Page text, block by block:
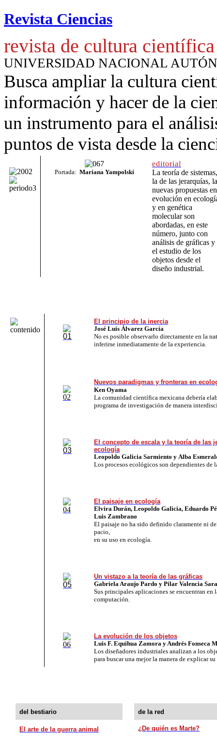
Revista Ciencias
revista de cultura científica
UNIVERSIDAD NACIONAL
Busca ampliar la cultura
información y hacer de la
un instrumento para el
puntos de vista desde la
Portada: Mariana Yampolski
editorial
La teoría de sistemas,
la de las jerarquías,
nuevas propuestas en
evolución en
y en genética
molecular son
abordadas, en este
número, junto con
análisis de gráficas y
el estudio de los
objetos desde el
diseño industrial.
El principio de la inercia
José Luis Álvarez García
No es po­si­ble ob­ser­var­lo di­rec­ta­men­te en la
in­fe­rir­se in­me­dia­ta­men­te de la ex­pe­rien­cia.
Nuevos paradigmas y fronteras en
Ken Oyama
La co­mu­ni­dad cien­tí­fi­ca me­xi­ca­na de­be­ría
pro­gra­ma de investigación de ma­ne­ra
El concepto de escala y la teoría de las
ecología
Leopoldo Galicia Sarmiento y Alba
Los pro­ce­sos eco­ló­gi­cos son de­pen­dien­tes de
El paisaje en ecología
Elvira Durán, Leopoldo Galicia, Eduardo
Luis Zambrano
El pai­sa­je no ha si­do de­fi­ni­do cla­ra­men­te ni
pa­cio,
en su uso en ecología.
Un vistazo a la teoría de las gráficas
Gabriela Araujo Pardo y Pilar Valencia
Sus prin­ci­pa­les apli­ca­cio­nes se en­cuen­tran en
com­pu­ta­ción.
La evolución de los objetos
Luis F. Equihua Zamora y Andrés Fonseca
Los di­se­ña­do­res in­dus­tria­les analizan a los
pa­ra buscar una me­jor la ma­ne­ra de explicar
del bestiario de la red
El arte de la guerra animal ¿De quién es Marte?